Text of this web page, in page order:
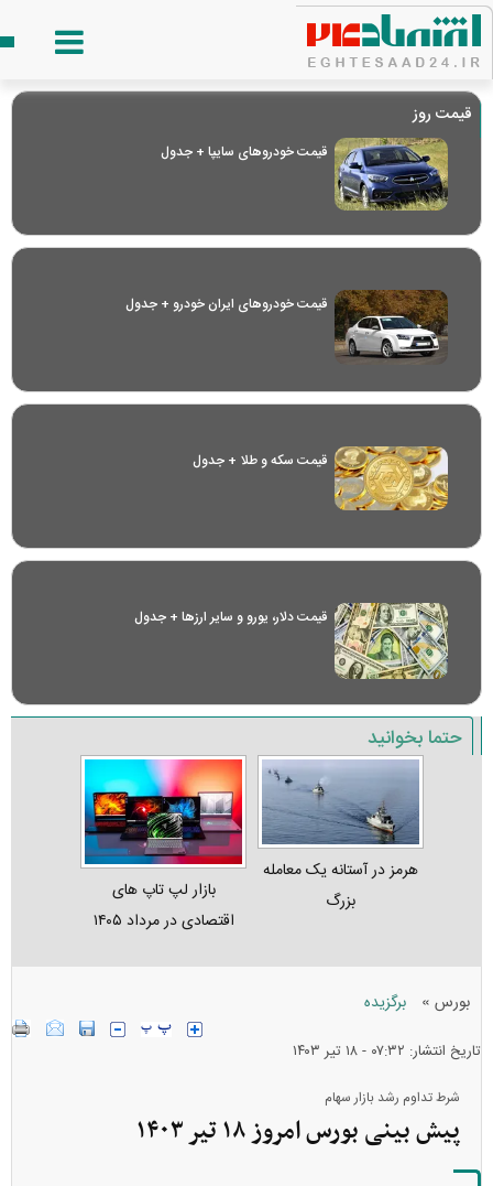
قیمت روز
قیمت خودرو‌های سایپا + جدول
قیمت خودرو‌های ایران خودرو + جدول
قیمت سکه و طلا + جدول
قیمت دلار، یورو و سایر ارز‌ها + جدول
حتما بخوانید
هرمز در آستانه یک معامله
بزرگ
بازار لپ‌ تاپ‌ های
اقتصادی در مرداد ۱۴۰۵
بورس » برگزیده
تاریخ انتشار: ۰۷:۳۲ - ۱۸ تير ۱۴۰۳
شرط تداوم رشد بازار سهام
پیش بینی بورس امروز ۱۸ تیر ۱۴۰۳